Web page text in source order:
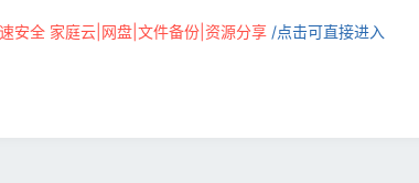
安全 家庭云|网盘|文件备份|资源分享 /点击可直接进入